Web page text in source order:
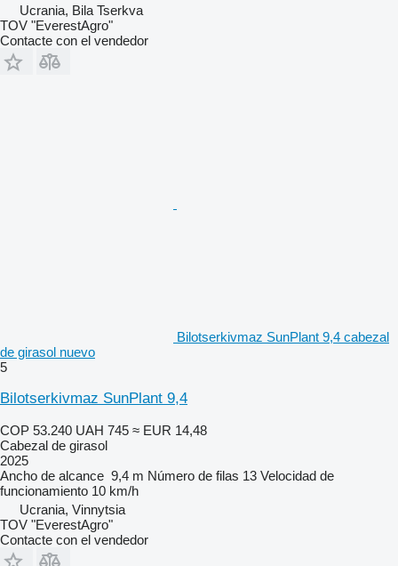
Ucrania, Bila Tserkva
TOV "EverestAgro"
Contacte con el vendedor
Bilotserkivmaz SunPlant 9,4 cabezal
de girasol nuevo
5
Bilotserkivmaz SunPlant 9,4
COP 53.240 UAH 745 ≈ EUR 14,48
Cabezal de girasol
2025
Ancho de alcance 9,4 m Número de filas 13 Velocidad de
funcionamiento 10 km/h
Ucrania, Vinnytsia
TOV "EverestAgro"
Contacte con el vendedor